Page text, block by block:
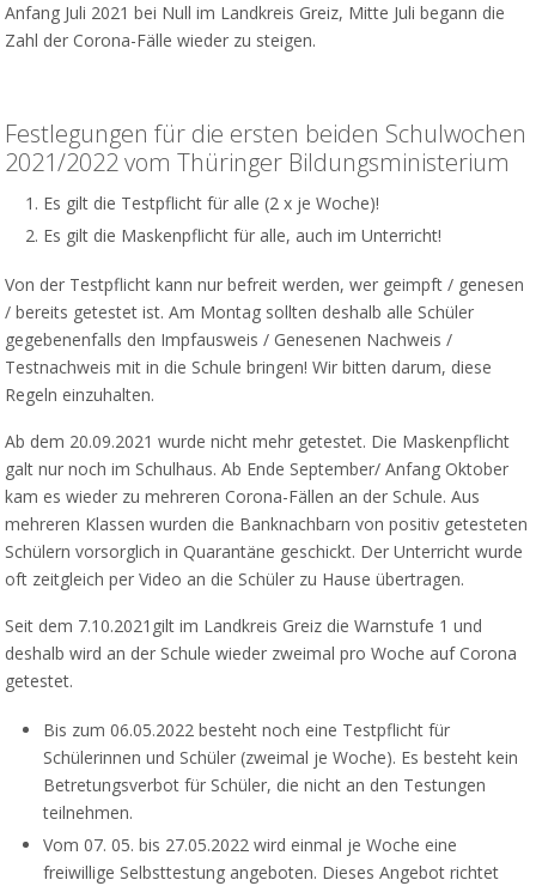
Anfang Juli 2021 bei Null im Landkreis Greiz, Mitte Juli begann die
Zahl der Corona-Fälle wieder zu steigen.
Festlegungen für die ersten beiden Schulwochen
2021/2022 vom Thüringer Bildungsministerium
Es gilt die Testpflicht für alle (2 x je Woche)!
Es gilt die Maskenpflicht für alle, auch im Unterricht!
Von der Testpflicht kann nur befreit werden, wer geimpft / genesen
/ bereits getestet ist. Am Montag sollten deshalb alle Schüler
gegebenenfalls den Impfausweis / Genesenen Nachweis /
Testnachweis mit in die Schule bringen! Wir bitten darum, diese
Regeln einzuhalten.
Ab dem 20.09.2021 wurde nicht mehr getestet. Die Maskenpflicht
galt nur noch im Schulhaus. Ab Ende September/ Anfang Oktober
kam es wieder zu mehreren Corona-Fällen an der Schule. Aus
mehreren Klassen wurden die Banknachbarn von positiv getesteten
Schülern vorsorglich in Quarantäne geschickt. Der Unterricht wurde
oft zeitgleich per Video an die Schüler zu Hause übertragen.
Seit dem 7.10.2021gilt im Landkreis Greiz die Warnstufe 1 und
deshalb wird an der Schule wieder zweimal pro Woche auf Corona
getestet.
Bis zum 06.05.2022 besteht noch eine Testpflicht für
Schülerinnen und Schüler (zweimal je Woche). Es besteht kein
Betretungsverbot für Schüler, die nicht an den Testungen
teilnehmen.
Vom 07. 05. bis 27.05.2022 wird einmal je Woche eine
freiwillige Selbsttestung angeboten. Dieses Angebot richtet